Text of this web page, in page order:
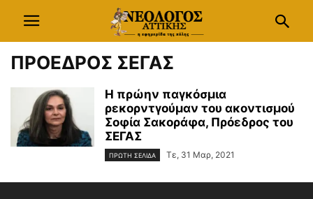
ΠΡΟΕΔΡΟΣ ΣΕΓΑΣ
H πρώην παγκόσμια
ρεκορντγούμαν του ακοντισμού
Σοφία Σακοράφα, Πρόεδρος του
ΣΕΓΑΣ
ΠΡΩΤΗ ΣΕΛΙΔΑ Τε, 31 Μαρ, 2021